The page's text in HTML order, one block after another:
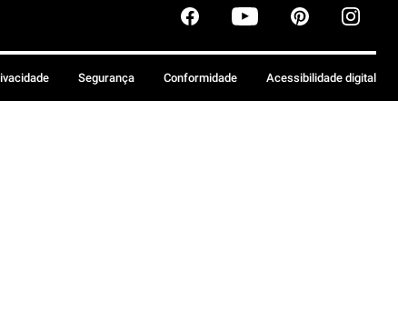
Segurança Conformidade Acessibilidade digital